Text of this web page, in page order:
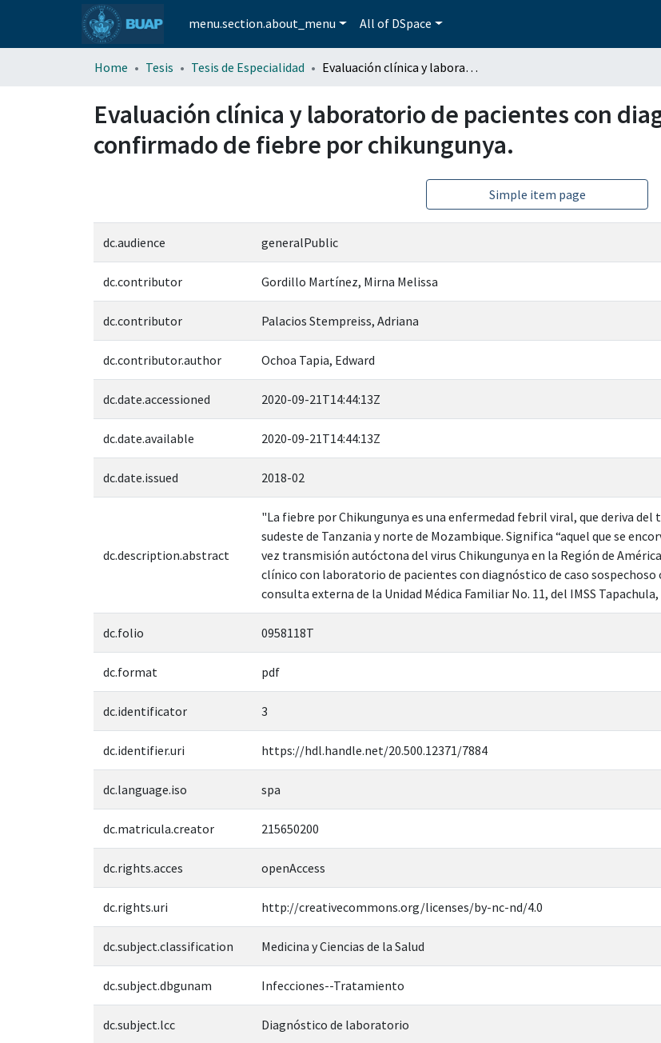
menu.section.about_menu All of DSpace
Home Tesis Tesis de Especialidad Evaluación clínica y laboratorio de pacientes con diagnóstico de caso sospechoso y confirmado de fiebre por chikungunya.
Evaluación clínica y laboratorio de pacientes con
confirmado de fiebre por chikungunya.
Simple item page
dc.audience generalPublic
dc.contributor Gordillo Martínez, Mirna Melissa
dc.contributor Palacios Stempreiss, Adriana
dc.contributor.author Ochoa Tapia, Edward
dc.date.accessioned 2020-09-21T14:44:13Z
dc.date.available 2020-09-21T14:44:13Z
dc.date.issued 2018-02
dc.description.abstract
"La fiebre por Chikungunya es una enfermedad febril viral, que deriva
sudeste de Tanzania y norte de Mozambique. Significa “aquel que se
vez transmisión autóctona del virus Chikungunya en la Región de
clínico con laboratorio de pacientes con diagnóstico de caso
consulta externa de la Unidad Médica Familiar No. 11, del IMSS Tapachula,
dc.folio 0958118T
dc.format pdf
dc.identificator 3
dc.identifier.uri https://hdl.handle.net/20.500.12371/7884
dc.language.iso spa
dc.matricula.creator 215650200
dc.rights.acces openAccess
dc.rights.uri http://creativecommons.org/licenses/by-nc-nd/4.0
dc.subject.classification Medicina y Ciencias de la Salud
dc.subject.dbgunam Infecciones--Tratamiento
dc.subject.lcc Diagnóstico de laboratorio